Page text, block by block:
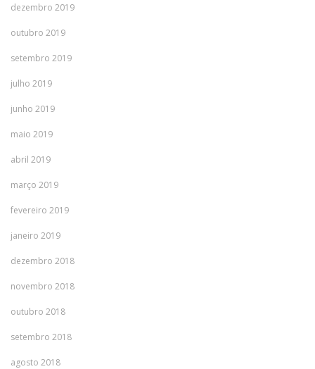
dezembro 2019
outubro 2019
setembro 2019
julho 2019
junho 2019
maio 2019
abril 2019
março 2019
fevereiro 2019
janeiro 2019
dezembro 2018
novembro 2018
outubro 2018
setembro 2018
agosto 2018